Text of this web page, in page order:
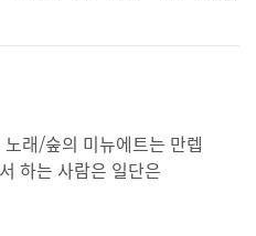
래/숲의 미뉴에트는 만렙
하는 사람은 일단은